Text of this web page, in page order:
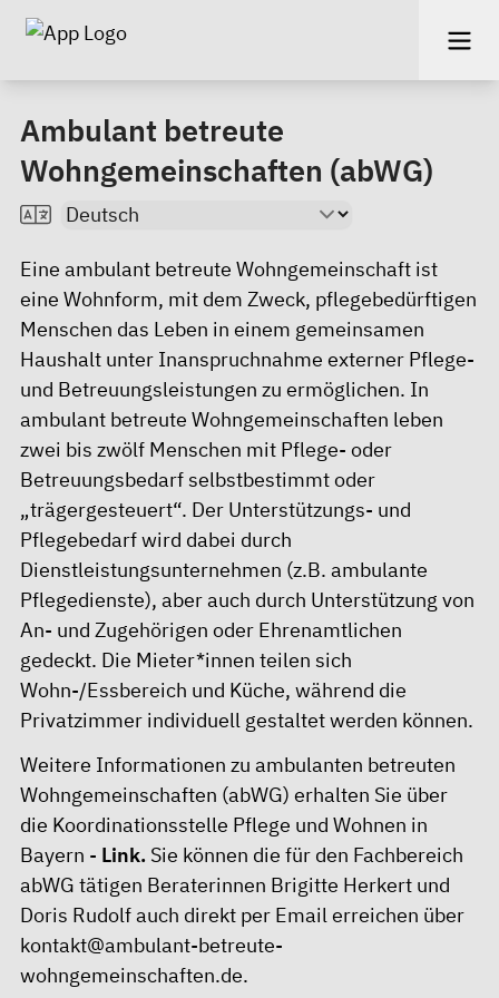
Ambulant betreute
Wohngemeinschaften (abWG)
Eine ambulant betreute Wohngemeinschaft ist
eine Wohnform, mit dem Zweck, pflegebedürftigen
Menschen das Leben in einem gemeinsamen
Haushalt unter Inanspruchnahme externer Pflege-
und Betreuungsleistungen zu ermöglichen. In
ambulant betreute Wohngemeinschaften leben
zwei bis zwölf Menschen mit Pflege- oder
Betreuungsbedarf selbstbestimmt oder
„trägergesteuert“. Der Unterstützungs- und
Pflegebedarf wird dabei durch
Dienstleistungsunternehmen (z.B. ambulante
Pflegedienste), aber auch durch Unterstützung von
An- und Zugehörigen oder Ehrenamtlichen
gedeckt. Die Mieter*innen teilen sich
Wohn-/Essbereich und Küche, während die
Privatzimmer individuell gestaltet werden können.
Weitere Informationen zu ambulanten betreuten
Wohngemeinschaften (abWG) erhalten Sie über
die Koordinationsstelle Pflege und Wohnen in
Bayern - Link. Sie können die für den Fachbereich
abWG tätigen Beraterinnen Brigitte Herkert und
Doris Rudolf auch direkt per Email erreichen über
kontakt@ambulant-betreute-
wohngemeinschaften.de.